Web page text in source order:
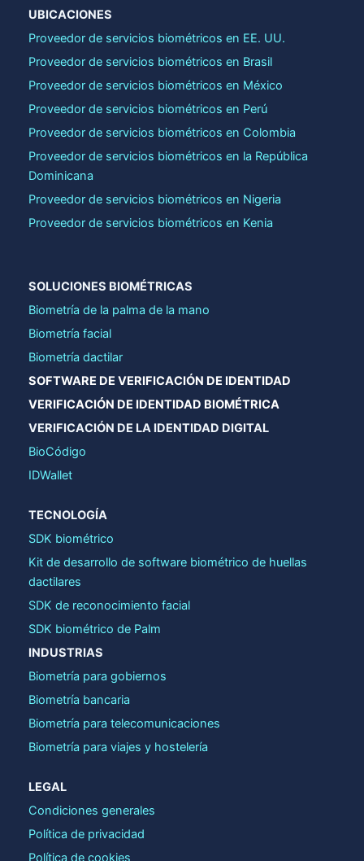
UBICACIONES
Proveedor de servicios biométricos en EE. UU.
Proveedor de servicios biométricos en Brasil
Proveedor de servicios biométricos en México
Proveedor de servicios biométricos en Perú
Proveedor de servicios biométricos en Colombia
Proveedor de servicios biométricos en la República
Dominicana
Proveedor de servicios biométricos en Nigeria
Proveedor de servicios biométricos en Kenia
SOLUCIONES BIOMÉTRICAS
Biometría de la palma de la mano
Biometría facial
Biometría dactilar
SOFTWARE DE VERIFICACIÓN DE IDENTIDAD
VERIFICACIÓN DE IDENTIDAD BIOMÉTRICA
VERIFICACIÓN DE LA IDENTIDAD DIGITAL
BioCódigo
IDWallet
TECNOLOGÍA
SDK biométrico
Kit de desarrollo de software biométrico de huellas
dactilares
SDK de reconocimiento facial
SDK biométrico de Palm
INDUSTRIAS
Biometría para gobiernos
Biometría bancaria
Biometría para telecomunicaciones
Biometría para viajes y hostelería
LEGAL
Condiciones generales
Política de privacidad
Política de cookies